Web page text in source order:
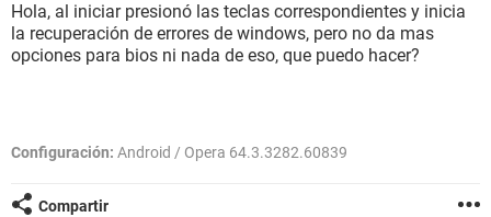
Hola, al iniciar presionó las teclas correspondientes y inicia
la recuperación de errores de windows, pero no da mas
opciones para bios ni nada de eso, que puedo hacer?
Configuración: Android / Opera 64.3.3282.60839
Compartir